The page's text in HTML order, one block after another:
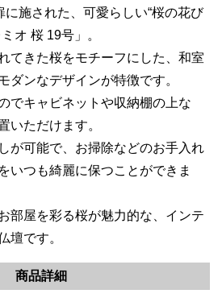
に施された、可愛らしい“桜の花び
オ 桜 19号」。
てきた桜をモチーフにした、和室
ダンなデザインが特徴です。
でキャビネットや収納棚の上な
いただけます。
が可能で、お掃除などのお手入れ
いつも綺麗に保つことができま
部屋を彩る桜が魅力的な、インテ
壇です。
商品詳細